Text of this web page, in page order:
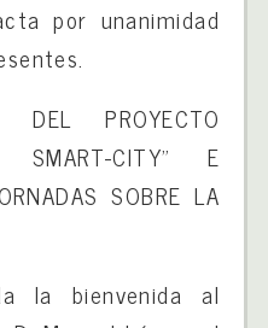
por unanimidad
DEL PROYECTO
SMART-CITY” E
SOBRE LA
la bienvenida al